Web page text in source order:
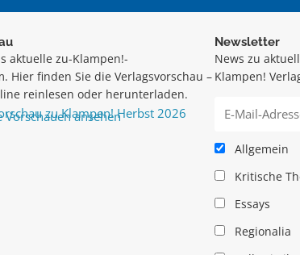
aktuelle zu-Klampen!-
Hier finden Sie die Verlagsvorschau –
reinlesen oder herunterladen.
zu Klampen! Herbst 2026
Vorschauen ansehen
Newsletter
News zu
Klampen!
Allgemein
Kritische
Essays
Regionalia